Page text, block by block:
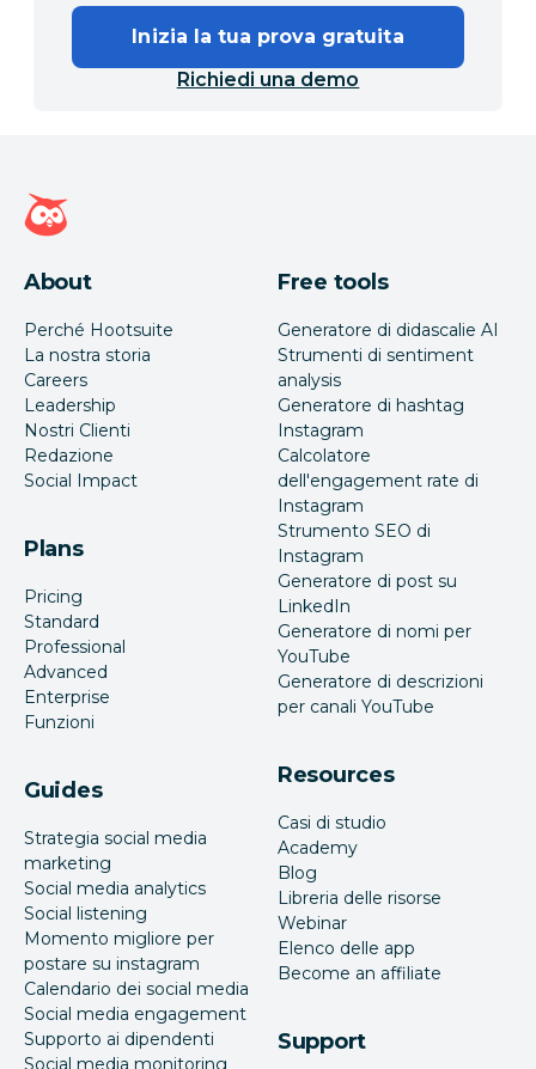
Inizia la tua prova gratuita
Richiedi una demo
Home page di Hootsuite
About
Perché Hootsuite
La nostra storia
Careers
Leadership
Nostri Clienti
Redazione
Social Impact
Plans
Pricing
Standard
Professional
Advanced
Enterprise
Funzioni
Guides
Strategia social media
marketing
Social media analytics
Social listening
Momento migliore per
postare su instagram
Calendario dei social media
Social media engagement
Supporto ai dipendenti
Free tools
Generatore di didascalie AI
Strumenti di sentiment
analysis
Generatore di hashtag
Instagram
Calcolatore
dell'engagement rate di
Instagram
Strumento SEO di
Instagram
Generatore di post su
LinkedIn
Generatore di nomi per
YouTube
Generatore di descrizioni
per canali YouTube
Resources
Casi di studio
Academy
Blog
Libreria delle risorse
Webinar
Elenco delle app
Become an affiliate
Support